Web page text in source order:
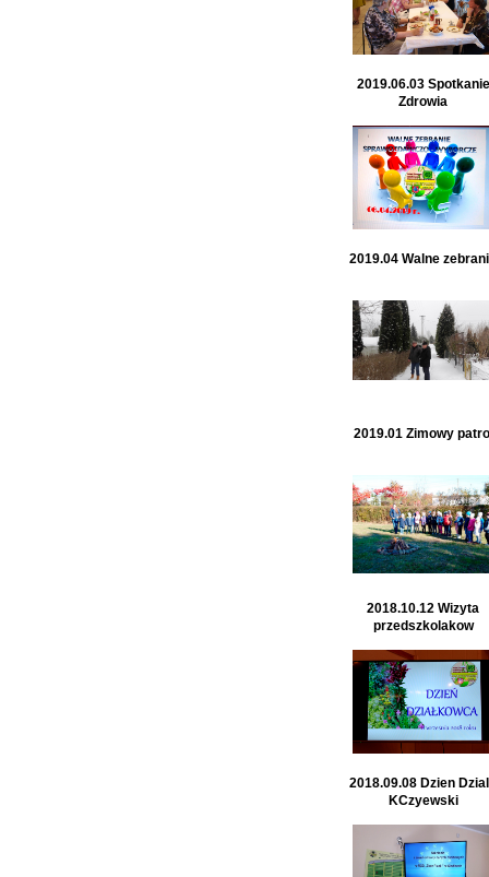
2019.06.03 Spotkanie
Zdrowia
2019.04 Walne
2019.01 Zimowy
2018.10.12 Wizyta
przedszkolakow
2018.09.08 Dzien
KCzyewski